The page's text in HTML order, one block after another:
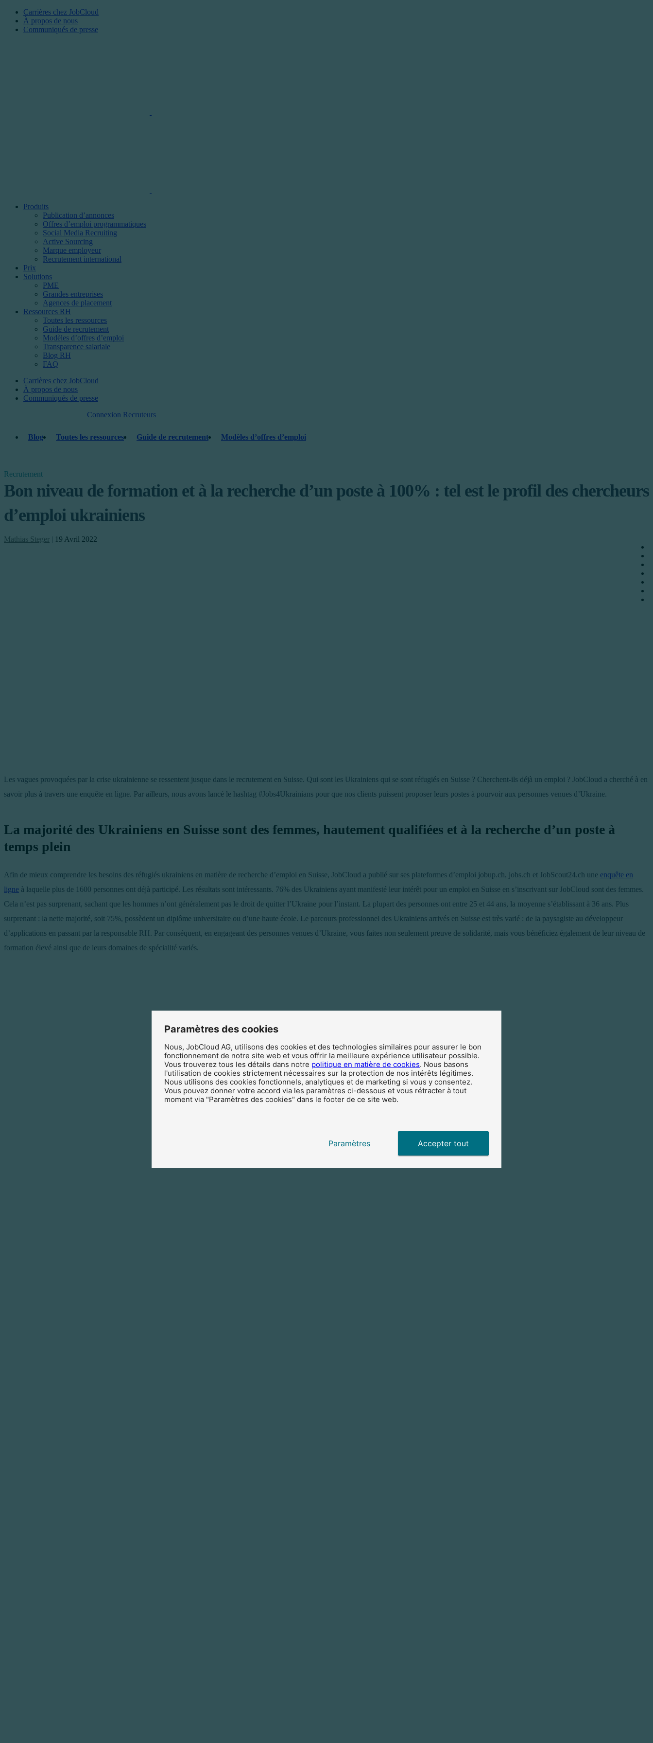
Carrières chez JobCloud​
À propos de nous
Communiqués de presse
Produits
Publication d’annonces
Offres d’emploi programmatiques
Social Media Recruiting
Active Sourcing
Marque employeur
Recrutement international
Prix
Solutions
PME
Grandes entreprises
Agences de placement
Ressources RH
Toutes les ressources
Guide de recrutement
Modèles d’offres d’emploi
Transparence salariale
Blog RH
FAQ
Carrières chez JobCloud​
À propos de nous
Communiqués de presse
Connexion Recruteurs
Blog Toutes les ressources Guide de recrutement Modèles d’offres d’emploi
Recrutement
Bon niveau de formation et à la recherche d’un poste à 100% : tel est le profil des chercheurs
d’emploi ukrainiens
Mathias Steger | 19 Avril 2022
Les vagues provoquées par la crise ukrainienne se ressentent jusque dans le recrutement en Suisse. Qui sont les Ukrainiens qui se sont réfugiés en Suisse ? Cherchent-ils déjà un emploi ? JobCloud a cherché à en
savoir plus à travers une enquête en ligne. Par ailleurs, nous avons lancé le hashtag #Jobs4Ukrainians pour que nos clients puissent proposer leurs postes à pourvoir aux personnes venues d’Ukraine.
La majorité des Ukrainiens en Suisse sont des femmes, hautement qualifiées et à la recherche d’un poste à
temps plein
Afin de mieux comprendre les besoins des réfugiés ukrainiens en matière de recherche d’emploi en Suisse, JobCloud a publié sur ses plateformes d’emploi jobup.ch, jobs.ch et JobScout24.ch une enquête en
ligne à laquelle plus de 1600 personnes ont déjà participé. Les résultats sont intéressants. 76% des Ukrainiens ayant manifesté leur intérêt pour un emploi en Suisse en s’inscrivant sur JobCloud sont des femmes.
Cela n’est pas surprenant, sachant que les hommes n’ont généralement pas le droit de quitter l’Ukraine pour l’instant. La plupart des personnes ont entre 25 et 44 ans, la moyenne s’établissant à 36 ans. Plus
surprenant : la nette majorité, soit 75%, possèdent un diplôme universitaire ou d’une haute école. Le parcours professionnel des Ukrainiens arrivés en Suisse est très varié : de la paysagiste au développeur
d’applications en passant par la responsable RH. Par conséquent, en engageant des personnes venues d’Ukraine, vous faites non seulement preuve de solidarité, mais vous bénéficiez également de leur niveau de
formation élevé ainsi que de leurs domaines de spécialité variés.
Paramètres des cookies
Nous, JobCloud AG, utilisons des cookies et des technologies similaires pour assurer le bon
fonctionnement de notre site web et vous offrir la meilleure expérience utilisateur possible.
Vous trouverez tous les détails dans notre politique en matière de cookies. Nous basons
l'utilisation de cookies strictement nécessaires sur la protection de nos intérêts légitimes.
Nous utilisons des cookies fonctionnels, analytiques et de marketing si vous y consentez.
Vous pouvez donner votre accord via les paramètres ci-dessous et vous rétracter à tout
moment via "Paramètres des cookies" dans le footer de ce site web.
Paramètres Accepter tout